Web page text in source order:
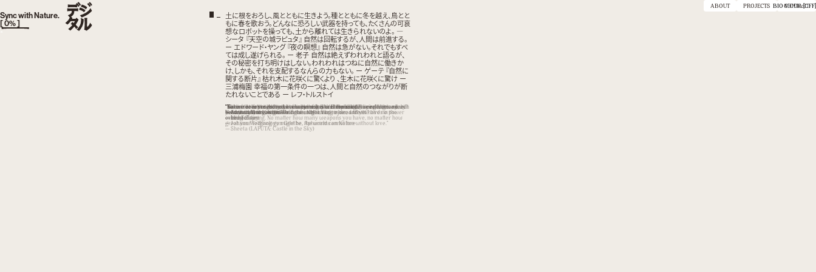
Sync with Nature.
[0% ]
ABOUT PROJECTS CONTACT
×
BIO MODE :[OFF]
土に根をおろし、風とともに生きよう。種とともに冬を越え、鳥とと
もに春を歌おう。どんなに恐ろしい武器を持っても、たくさんの可哀
想なロボットを操っても、土から離れては生きられないのよ。 —
シータ 『天空の城ラピュタ』 自然は回転するが、人間は前進する。
ー エドワード・ヤング 『夜の瞑想』 自然は急がない。それでもすべ
ては成し遂げられる。 ー 老子 自然は絶えずわれわれと語るが、
その秘密を打ち明けはしない。われわれはつねに自然に働きか
け、しかも、それを支配するなんらの力もない。 ー ゲーテ 『自然に
関する断片』 枯れ木に花咲くに驚くより 、生木に花咲くに驚け ー
三浦梅園 幸福の第一条件の一つは、人間と自然のつながりが断
たれないことである ー レフ・トルストイ
"Take root in the ground, live in harmony with the wind, live in harmony with
the wind, plant your seeds in the winter, and rejoice with the birds in the
coming of spring. No matter how many weapons you have, no matter how
great your technology might be, the world cannot live without love."
— Sheeta (LAPUTA: Castle in the Sky)
“Nature revolves, but man advances; both / Eternal; that a circle, this a line.”​
— Edward Young, Night Thoughts, Night VI
“Nature does not hurry, yet everything is accomplished.”​
— Attributed to Lao Tzu
“We live in her midst and know her not. She is incessantly speaking to us, but
betrays not her secret. We constantly act upon her, and yet have no power
over her.”​
— Johann Wolfgang von Goethe, Aphorisms on Nature
“Be more surprised by the miracle of flowers blooming in living trees every
year than by the miracle of flowers blooming in dead trees.”​
— Miura Baien
“One of the first conditions of happiness is that the link between Man and
Nature shall not be broken.”​
— Leo Tolstoy